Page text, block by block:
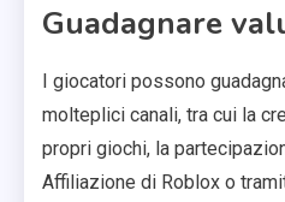
Guadagnare
I giocatori possono
molteplici canali, tra cui la
propri giochi, la
Affiliazione di Roblox o